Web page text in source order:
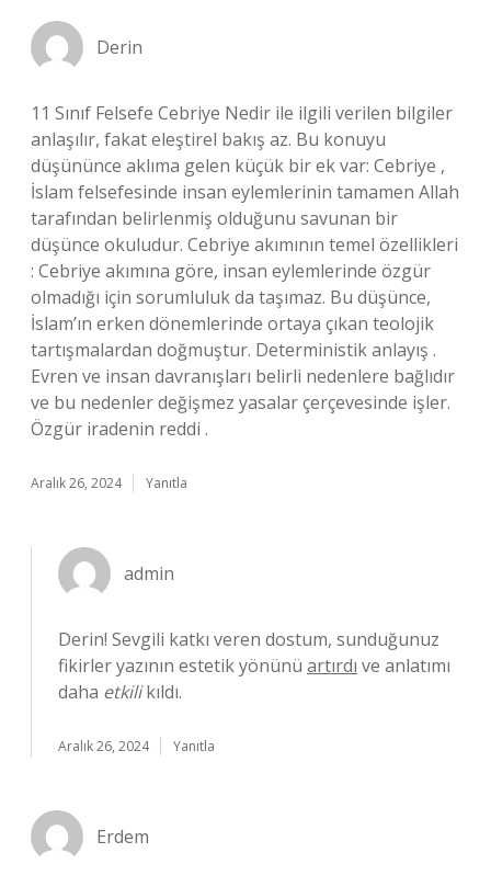
Derin
11 Sınıf Felsefe Cebriye Nedir ile ilgili verilen bilgiler
anlaşılır, fakat eleştirel bakış az. Bu konuyu
düşününce aklıma gelen küçük bir ek var: Cebriye ,
İslam felsefesinde insan eylemlerinin tamamen Allah
tarafından belirlenmiş olduğunu savunan bir
düşünce okuludur. Cebriye akımının temel özellikleri
: Cebriye akımına göre, insan eylemlerinde özgür
olmadığı için sorumluluk da taşımaz. Bu düşünce,
İslam’ın erken dönemlerinde ortaya çıkan teolojik
tartışmalardan doğmuştur. Deterministik anlayış .
Evren ve insan davranışları belirli nedenlere bağlıdır
ve bu nedenler değişmez yasalar çerçevesinde işler.
Özgür iradenin reddi .
Aralık 26, 2024 Yanıtla
admin
Derin! Sevgili katkı veren dostum, sunduğunuz
fikirler yazının estetik yönünü artırdı ve anlatımı
daha etkilikıldı.
Aralık 26, 2024 Yanıtla
Erdem